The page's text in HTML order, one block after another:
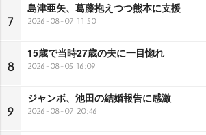
7
島津亜矢、葛藤抱えつつ熊本に支援
2026-08-07 11:50
8
15歳で当時27歳の夫に一目惚れ
2026-08-05 16:09
9
ジャンボ、池田の結婚報告に感激
2026-08-07 20:46